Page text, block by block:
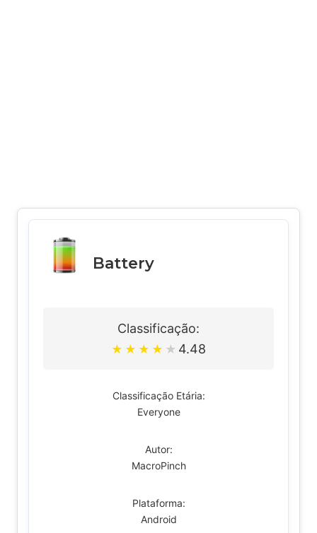
Battery
Classificação:
★ ★ ★ ★ ★ 4.48
Classificação Etária:
Everyone
Autor:
MacroPinch
Plataforma:
Android